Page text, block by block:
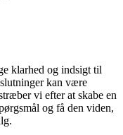
klarhed og indsigt til
kan være
vi efter at skabe en
og få den viden,